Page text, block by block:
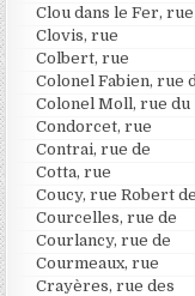
Clou dans le Fer,
Clovis, rue
Colbert, rue
Colonel Fabien, rue
Colonel Moll, rue du
Condorcet, rue
Contrai, rue de
Cotta, rue
Coucy, rue Robert de
Courcelles, rue de
Courlancy, rue de
Courmeaux, rue
Crayères, rue des